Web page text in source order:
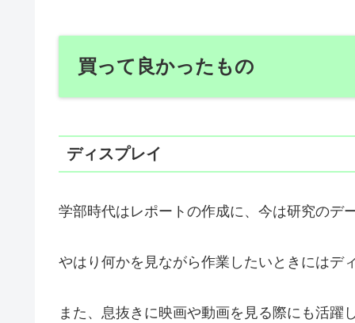
買って良かったもの
ディスプレイ
学部時代はレポートの作成に、今は研究のデ
やはり何かを見ながら作業したいときにはデ
また、息抜きに映画や動画を見る際にも活躍